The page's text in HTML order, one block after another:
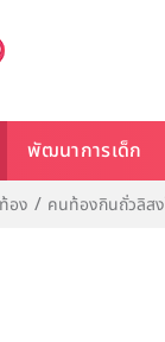
พัฒนาการเด็ก
อง คนท้องกินถั่วลิสง